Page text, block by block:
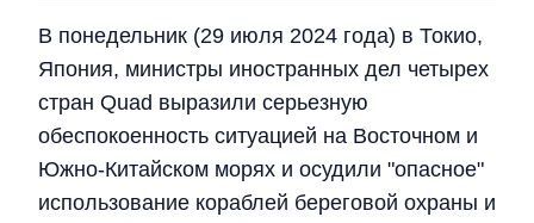
В понедельник (29 июля 2024 года) в Токио,
Япония, министры иностранных дел четырех
стран Quad выразили серьезную
обеспокоенность ситуацией на Восточном и
Южно-Китайском морях и осудили "опасное"
использование кораблей береговой охраны и